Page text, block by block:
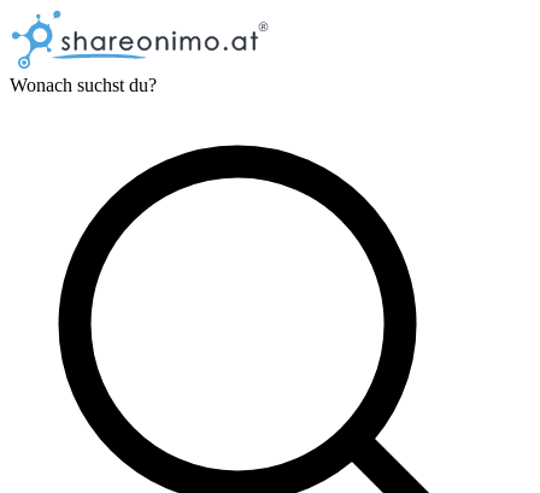
Wonach suchst du?